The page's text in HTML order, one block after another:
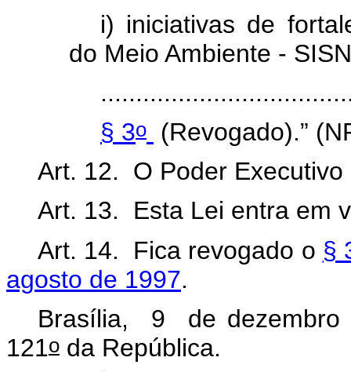
i) iniciativas de
do Meio Ambiente -
§ 3o
(Revogado).”
Art. 12. O Poder
Art. 13. Esta Lei entra em
Art. 14. Fica revogado o §
agosto de 1997.
Brasília, 9 de dezembro
121o da República.